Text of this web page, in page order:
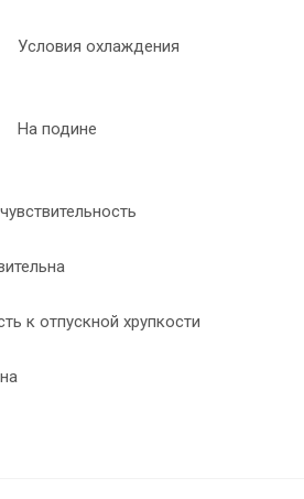
Условия охлаждения
На подине
к отпускной хрупкости